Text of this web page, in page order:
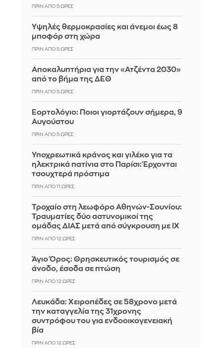
ΠΡΙΝ ΑΠΌ 5 ΏΡΕΣ
Υψηλές θερμοκρασίες και άνεμοι έως 8
μποφόρ στη χώρα
ΠΡΙΝ ΑΠΌ 5 ΏΡΕΣ
Αποκαλυπτήρια για την «Ατζέντα 2030»
από το βήμα της ΔΕΘ
ΠΡΙΝ ΑΠΌ 5 ΏΡΕΣ
Εορτολόγιο: Ποιοι γιορτάζουν σήμερα, 9
Αυγούστου
ΠΡΙΝ ΑΠΌ 5 ΏΡΕΣ
Υποχρεωτικά κράνος και γιλέκο για τα
ηλεκτρικά πατίνια στο Παρίσι: Έρχονται
τσουχτερά πρόστιμα
ΠΡΙΝ ΑΠΌ 11 ΏΡΕΣ
Τροχαίο στη λεωφόρο Αθηνών-Σουνίου:
Τραυματίες δύο αστυνομικοί της
ομάδας ΔΙΑΣ μετά από σύγκρουση με ΙΧ
ΠΡΙΝ ΑΠΌ 12 ΏΡΕΣ
Άγιο Όρος: Θρησκευτικός τουρισμός σε
άνοδο, έσοδα σε πτώση
ΠΡΙΝ ΑΠΌ 12 ΏΡΕΣ
Λευκάδα: Χειροπέδες σε 58χρονο μετά
την καταγγελία της 31χρονης
συντρόφου του για ενδοοικογενειακή
βία
ΠΡΙΝ ΑΠΌ 12 ΏΡΕΣ